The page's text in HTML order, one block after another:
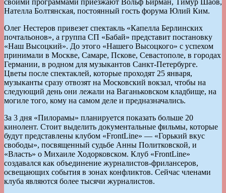
Нателла Болтянская, постоянный гость форума Юлий Ким.
Олег Нестеров привезет спектакль «Капелла Берлинских
почтальонов», а группа СП «Бабай» представит постановку
«Наш Высоцкий». До этого «Нашего Высоцкого» с успехом
принимали в Москве, Самаре, Пскове, Севастополе, в городах
Германии, в родном для музыкантов Санкт-Петербурге.
Цветы после спектаклей, которые проходят 25 января,
музыканты сразу отвозят на Московский вокзал, чтобы на
следующий день они лежали на Ваганьковском кладбище, на
могиле того, кому на самом деле и предназначались.
За 3 дня «Пилорамы» планируется показать больше 20
кинолент. Стоит выделить документальные фильмы, которые
будут представлены клубом «FrontLine» — «Горький вкус
свободы», посвященный судьбе Анны Политковской, и
«Власть» о Михаиле Ходорковском. Клуб «FrontLine»
создавался как объединение журналистов-фрилансеров,
освещающих события в зонах конфликтов. Сейчас членами
клуба являются более тысячи журналистов.